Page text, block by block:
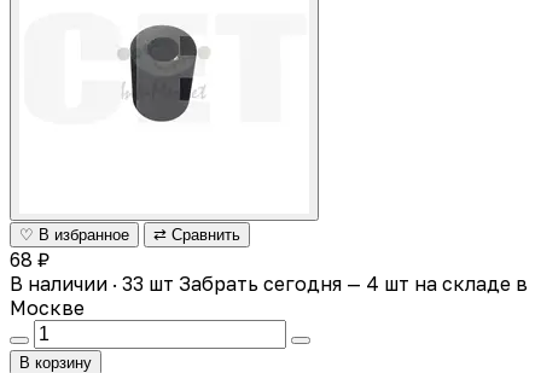
♡ В избранное ⇄ Сравнить
68 ₽
В наличии · 33 шт Забрать сегодня — 4 шт на складе в
Москве
В корзину